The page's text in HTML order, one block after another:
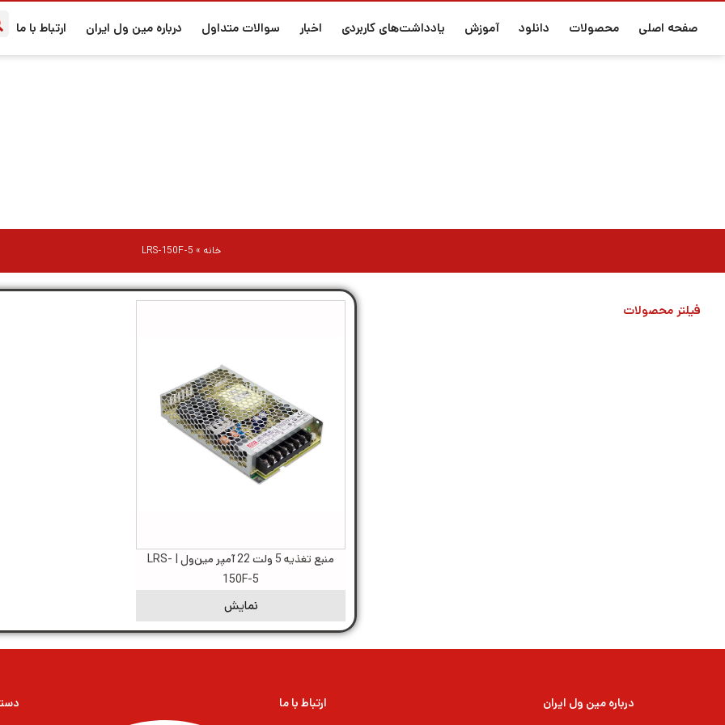
صفحه اصلی محصولات دانلود آموزش یادداشت‌های کاربردی اخبار سوالات متداول درباره مین ول ایران ارتباط با ما
خانه »
LRS-150F-5
فیلتر محصولات
منبع تغذیه 5 ولت 22 آمپر مین‌ول | LRS-
150F-5
نمایش
درباره مین ول ایران
ارتباط با ما